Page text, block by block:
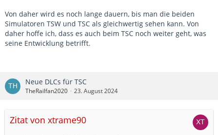
Von daher wird es noch lange dauern, bis man die beiden
Simulatoren TSW und TSC als gleichwertig sehen kann. Von
daher hoffe ich, dass es auch beim TSC noch weiter geht, was
seine Entwicklung betrifft.
Neue DLCs für TSC
TheRailfan2020 23. August 2024
Zitat von xtrame90